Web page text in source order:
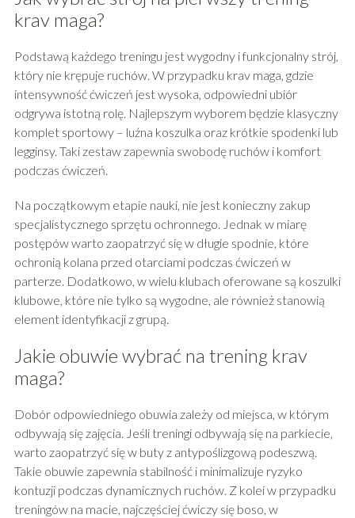
krav maga?
Podstawą każdego treningu jest wygodny i funkcjonalny strój,
który nie krępuje ruchów. W przypadku krav maga, gdzie
intensywność ćwiczeń jest wysoka, odpowiedni ubiór
odgrywa istotną rolę. Najlepszym wyborem będzie klasyczny
komplet sportowy – luźna koszulka oraz krótkie spodenki lub
legginsy. Taki zestaw zapewnia swobodę ruchów i komfort
podczas ćwiczeń.
Na początkowym etapie nauki, nie jest konieczny zakup
specjalistycznego sprzętu ochronnego. Jednak w miarę
postępów warto zaopatrzyć się w długie spodnie, które
ochronią kolana przed otarciami podczas ćwiczeń w
parterze. Dodatkowo, w wielu klubach oferowane są koszulki
klubowe, które nie tylko są wygodne, ale również stanowią
element identyfikacji z grupą.
Jakie obuwie wybrać na trening krav
maga?
Dobór odpowiedniego obuwia zależy od miejsca, w którym
odbywają się zajęcia. Jeśli treningi odbywają się na parkiecie,
warto zaopatrzyć się w buty z antypoślizgową podeszwą.
Takie obuwie zapewnia stabilność i minimalizuje ryzyko
kontuzji podczas dynamicznych ruchów. Z kolei w przypadku
treningów na macie, najczęściej ćwiczy się boso, w